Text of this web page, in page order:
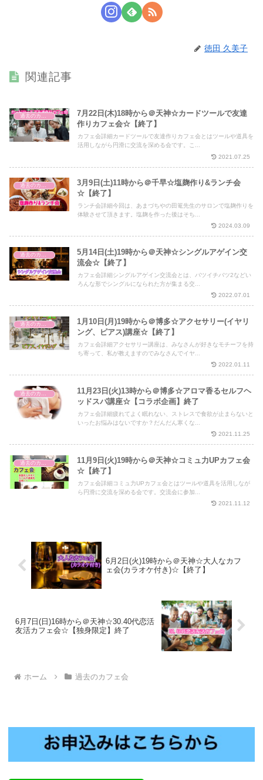
徳田 久美子
関連記事
過去のカフェ会
7月22日(木)18時から＠天神☆カードツールで友達
作りカフェ会☆【終了】
カフェ会詳細カードツールで友達作りカフェ会とはツールや道具を
活用しながら円滑に交流を深める会です。こ...
2021.07.25
過去のカフェ会
3月9日(土)11時から＠千早☆塩麹作り&ランチ会
☆【終了】
ランチ会詳細今回は、あまづちやの田篭先生のサロンで塩麹作りを
体験させて頂きます。塩麹を作った後はそち...
2024.03.09
過去のカフェ会
5月14日(土)19時から＠天神☆シングルアゲイン交
流会☆【終了】
カフェ会詳細シングルアゲイン交流会とは、バツイチバツ2などい
ろんな形でシングルになられた方が集まる交...
2022.07.01
過去のカフェ会
1月10日(月)19時から＠博多☆アクセサリー(イヤリ
ング、ピアス)講座☆【終了】
カフェ会詳細アクセサリー講座は、みなさんが好きなモチーフを持
ち寄って、私が教えますのでみなさんでイヤ...
2022.01.11
過去のカフェ会
11月23日(火)13時から＠博多☆アロマ香るセルフヘ
ッドスパ講座☆【コラボ企画】終了
カフェ会詳細疲れてよく眠れない、ストレスで食欲が止まらないと
いったお悩みはないですか？だんだん寒くな...
2021.11.25
11月9日(火)19時から＠天神☆コミュ力UPカフェ会
☆【終了】
カフェ会詳細コミュ力UPカフェ会とはツールや道具を活用しなが
ら円滑に交流を深める会です。交流会に参加...
2021.11.12
6月2日(火)19時から＠天神☆大人なカフ
ェ会(カラオケ付き)☆【終了】
6月7日(日)16時から＠天神☆30.40代恋活
友活カフェ会☆【独身限定】終了
ホーム 過去のカフェ会